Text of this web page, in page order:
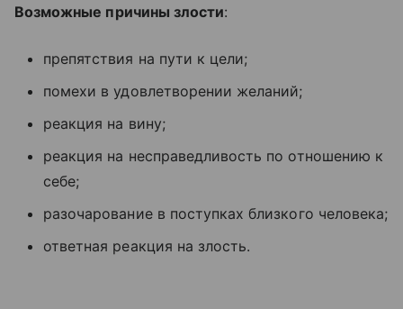
Возможные причины злости:
препятствия на пути к цели;
помехи в удовлетворении желаний;
реакция на вину;
реакция на несправедливость по отношению к
себе;
разочарование в поступках близкого человека;
ответная реакция на злость.